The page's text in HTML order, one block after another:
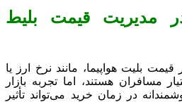
مدیریت قیمت بلیط
بلیت هواپیما، مانند نرخ ارز یا
مسافران هستند، اما تجربه بازار
در زمان خرید می‌تواند تأثیر